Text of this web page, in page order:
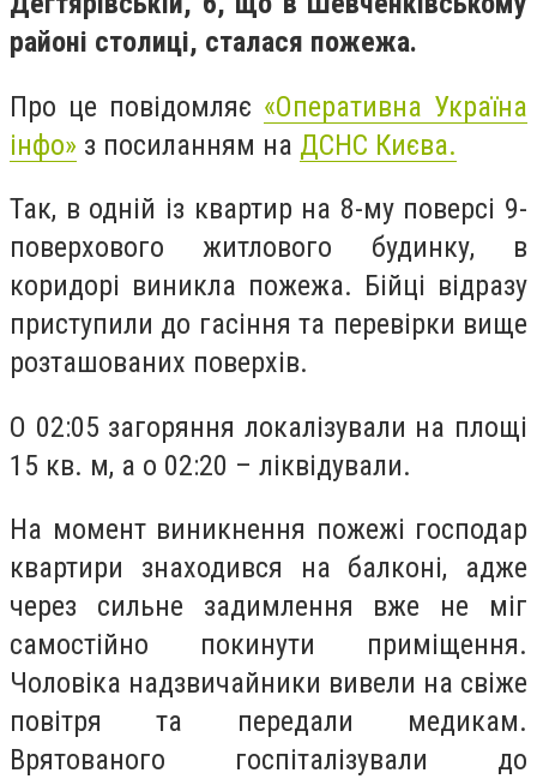
районі столиці, сталася пожежа.
Про це повідомляє «Оперативна Україна
інфо» з посиланням на ДСНС Києва.
Так, в одній із квартир на 8-му поверсі 9-
поверхового житлового будинку, в
коридорі виникла пожежа. Бійці відразу
приступили до гасіння та перевірки вище
розташованих поверхів.
О 02:05 загоряння локалізували на площі
15 кв. м, а о 02:20 – ліквідували.
На момент виникнення пожежі господар
квартири знаходився на балконі, адже
через сильне задимлення вже не міг
самостійно покинути приміщення.
Чоловіка надзвичайники вивели на свіже
повітря та передали медикам.
Врятованого госпіталізували до